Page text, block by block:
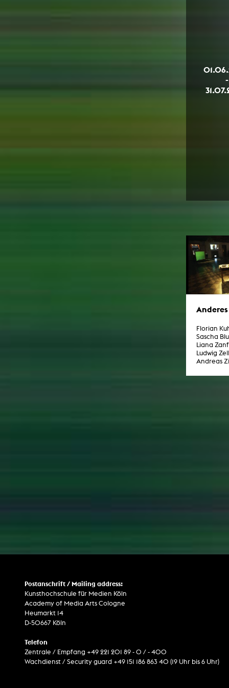
-
Florian
Sascha
Liana
Ludwig
Andreas
Postanschrift / Mailing address:
Kunsthochschule für Medien Köln
Academy of Media Arts Cologne
Heumarkt 14
D-50667 Köln
Telefon
Zentrale / Empfang +49 221 201 89 - 0 / - 400
Wachdienst / Security guard +49 151 186 863 40 (19 Uhr bis 6 Uhr)